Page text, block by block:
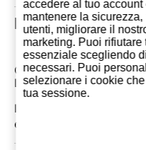
Recensioni
Commenti: 0
Le più recenti tra le
In questo momento non
essere il primo
accedere al tuo
mantenere la
utenti, migliorare il
marketing. Puoi rifiutare
essenziale scegliendo
necessari. Puoi
selezionare i cookie
tua sessione.